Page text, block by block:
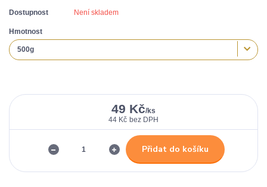
Dostupnost Není skladem
Hmotnost
49 Kč/ks
44 Kč bez DPH
Přidat do košíku